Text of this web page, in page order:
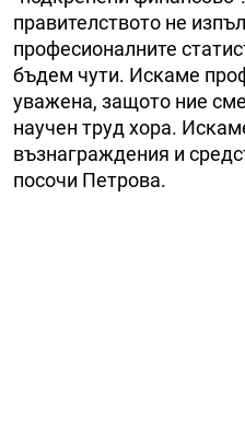
правителството не
професионалните
бъдем чути. Искаме
уважена, защото ние
научен труд хора.
възнаграждения и
посочи Петрова.